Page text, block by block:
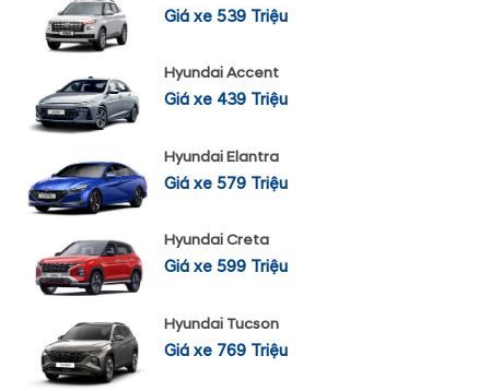
Giá xe 539 Triệu
Hyundai Accent
Giá xe 439 Triệu
Hyundai Elantra
Giá xe 579 Triệu
Hyundai Creta
Giá xe 599 Triệu
Hyundai Tucson
Giá xe 769 Triệu